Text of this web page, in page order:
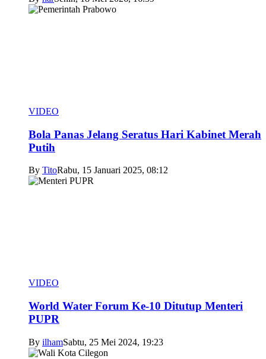
VIDEO
Bola Panas Jelang Seratus Hari Kabinet Merah
Putih
By TitoRabu, 15 Januari 2025, 08:12
VIDEO
World Water Forum Ke-10 Ditutup Menteri
PUPR
By ilhamSabtu, 25 Mei 2024, 19:23